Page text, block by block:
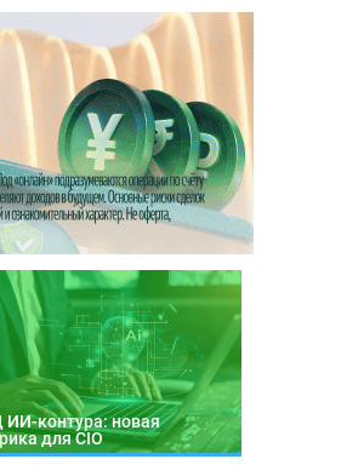
ИИ-контура: новая
для CIO